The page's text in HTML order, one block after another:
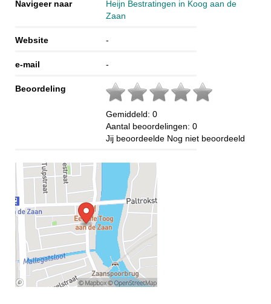
Navigeer naar
Heijn Bestratingen in Koog aan de
Zaan
Website -
e-mail -
Beoordeling
Gemiddeld: 0
Aantal beoordelingen: 0
Jij beoordeelde Nog niet beoordeeld